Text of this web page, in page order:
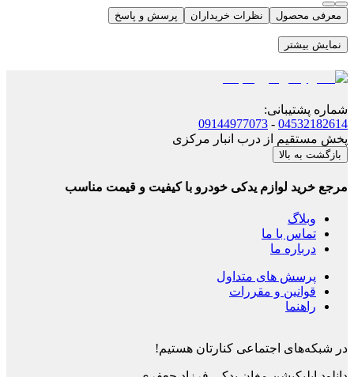
معرفی محصول نظرات خریداران پرسش و پاسخ
نمایش بیشتر
شماره پشتیبانی:
04532182614
-
09144977073
پخش مستقیم از درب انبار مرکزی
بازگشت به بالا
مرجع خرید لوازم یدکی خودرو با کیفیت و قیمت مناسب
وبلاگ
تماس با ما
درباره ما
پرسش های متداول
قوانین و مقررات
راهنما
در شبکه‌های اجتماعی کنارتان هستیم!